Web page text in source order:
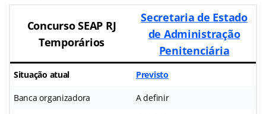
ConcursoSEAP RJ
Temporários
Secretaria de Estado
de Administração
Penitenciária
Situação atual Previsto
Banca organizadora A definir